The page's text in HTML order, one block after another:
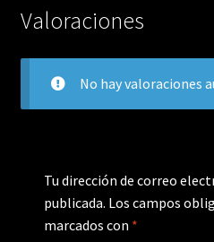
Valoraciones
No hay valoraciones
Tu dirección de correo
publicada. Los campos
marcados con *